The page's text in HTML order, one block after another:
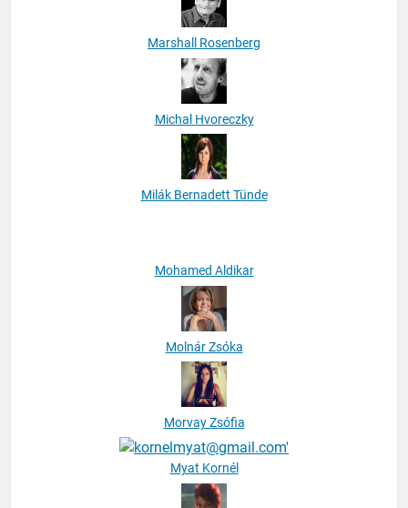
Marshall Rosenberg
Michal Hvoreczky
Mohamed Aldikar
Molnár Zsóka
Morvay Zsófia
Myat Kornél